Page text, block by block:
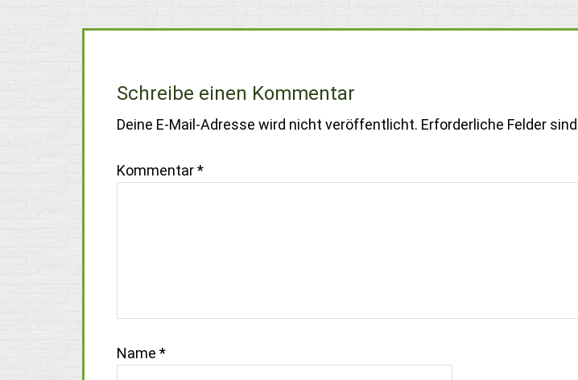
Schreibe einen Kommentar
Deine E-Mail-Adresse wird nicht veröffentlicht. Erforderliche Felder
Kommentar*
Name *